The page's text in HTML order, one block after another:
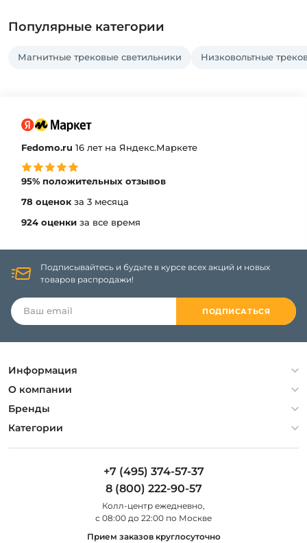
Популярные категории
Магнитные трековые светильники Низковольтные
Fedomo.ru 16 лет на Яндекс.Маркете
95% положительных отзывов
78 оценок за 3 месяца
924 оценки за все время
Подписывайтесь и будьте в курсе всех акций и новых
товаров распродажи!
ПОДПИСАТЬСЯ
Информация
Политика конфиденциальности
Гарантия
Оплата и доставка
О компании
О компании
Контакты
Бренды
Artelamp
Категории
Люстры
Уличные светильники
+7 (495) 374-57-37
8 (800) 222-90-57
Колл-центр eжедневно,
с 08:00 до 22:00 по Москве
Прием заказов круглосуточно